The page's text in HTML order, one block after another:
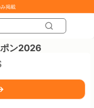
掲載
ン2026